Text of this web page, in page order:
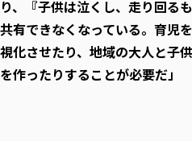
り、『子供は泣くし、走り回る
共有できなくなっている。育児
視化させたり、地域の大人と子
を作ったりすることが必要だ」